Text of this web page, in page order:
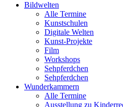
Bildwelten
Alle Termine
Kunstschulen
Digitale Welten
Kunst-Projekte
Film
Workshops
Sehpferdchen
Sehpferdchen
Wunderkammern
Alle Termine
Ausstellung zu